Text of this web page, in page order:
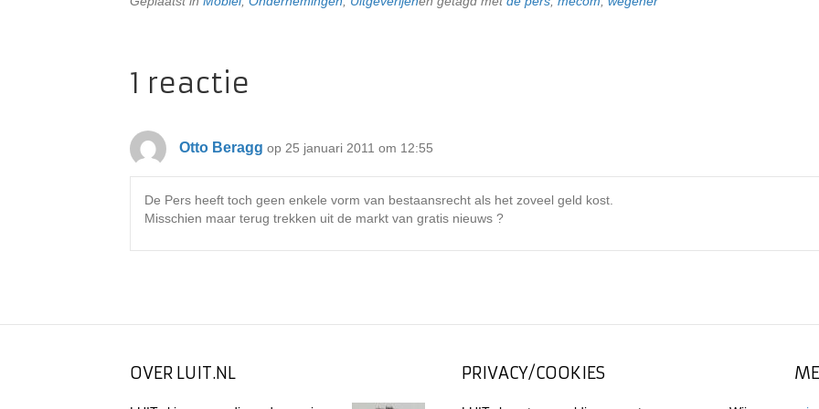
1 reactie
Otto Beragg op 25 januari 2011 om 12:55
De Pers heeft toch geen enkele vorm van bestaansrecht als het zoveel geld kost.
Misschien maar terug trekken uit de markt van gratis nieuws ?
OVER LUIT.NL PRIVACY/COOKIES